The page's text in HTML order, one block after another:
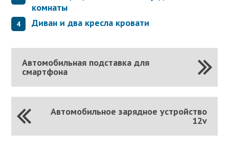
комнаты
Диван и два кресла кровати
Автомобильная подставка для
смартфона
Автомобильное зарядное устройство
12v